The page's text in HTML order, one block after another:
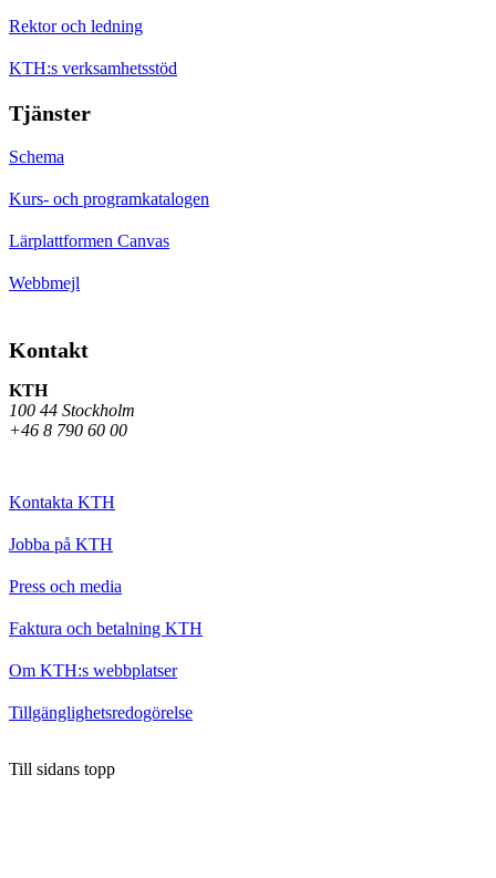
Rektor och ledning
KTH:s verksamhetsstöd
Tjänster
Schema
Kurs- och programkatalogen
Lärplattformen Canvas
Webbmejl
Kontakt
KTH
100 44 Stockholm
+46 8 790 60 00
Kontakta KTH
Jobba på KTH
Press och media
Faktura och betalning KTH
Om KTH:s webbplatser
Tillgänglighetsredogörelse
Till sidans topp